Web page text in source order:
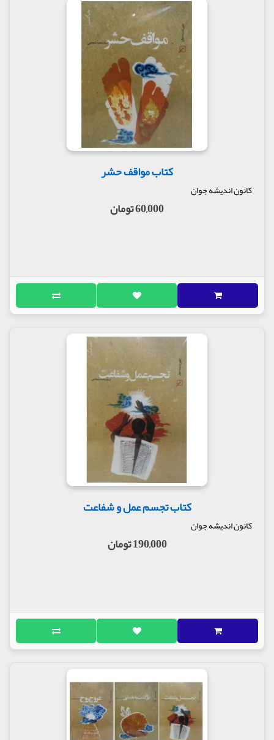
کتاب مواقف حشر
کانون اندیشه جوان
60,000 تومان
کتاب تجسم عمل و شفاعت
کانون اندیشه جوان
190,000 تومان